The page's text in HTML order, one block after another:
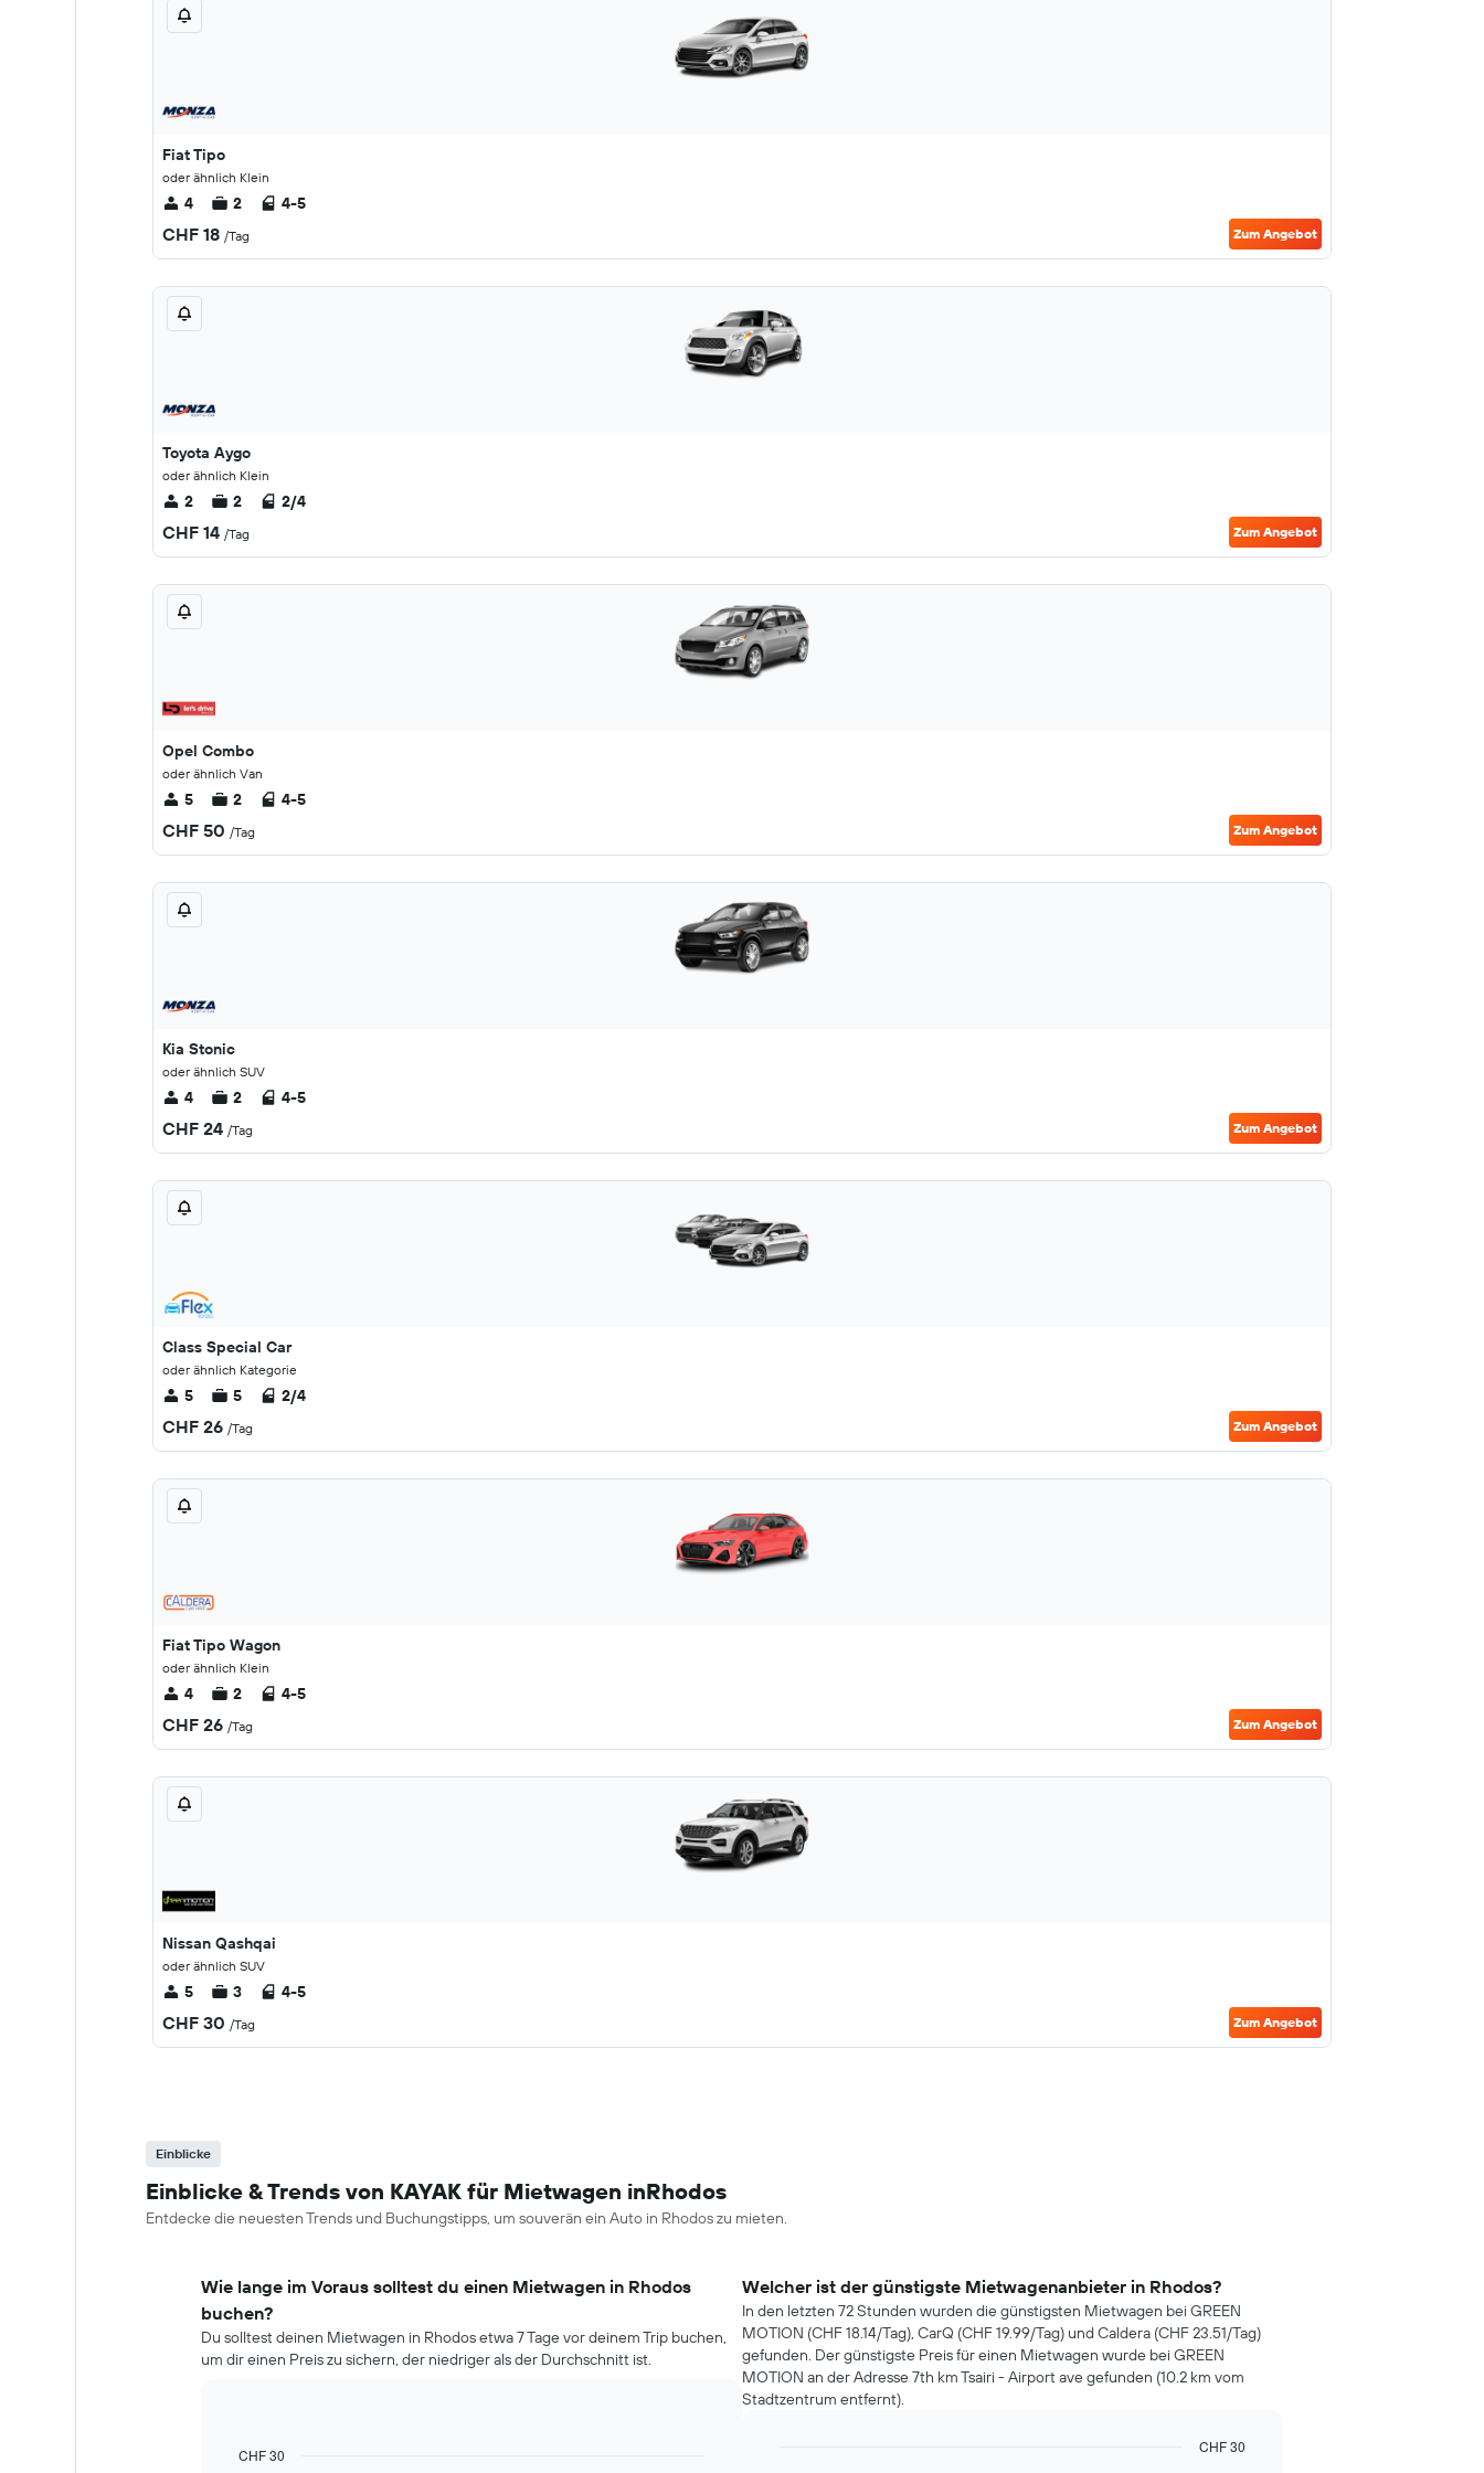
Fiat Tipo
oder ähnlich Klein
4 2 4-5
CHF 18 /Tag Zum Angebot
Toyota Aygo
oder ähnlich Klein
2 2 2/4
CHF 14 /Tag Zum Angebot
Opel Combo
oder ähnlich Van
5 2 4-5
CHF 50 /Tag Zum Angebot
Kia Stonic
oder ähnlich SUV
4 2 4-5
CHF 24 /Tag Zum Angebot
Class Special Car
oder ähnlich Kategorie
5 5 2/4
CHF 26 /Tag Zum Angebot
Fiat Tipo Wagon
oder ähnlich Klein
4 2 4-5
CHF 26 /Tag Zum Angebot
Nissan Qashqai
oder ähnlich SUV
5 3 4-5
CHF 30 /Tag Zum Angebot
Einblicke
Einblicke & Trends von KAYAK für Mietwagen inRhodos
Entdecke die neuesten Trends und Buchungstipps, um souverän ein Auto in Rhodos zu mieten.
Wie lange im Voraus solltest du einen Mietwagen in Rhodos
buchen?
Du solltest deinen Mietwagen in Rhodos etwa 7 Tage vor deinem Trip buchen,
um dir einen Preis zu sichern, der niedriger als der Durchschnitt ist.
Line
Chart
CHF 30
Welcher ist der günstigste Mietwagenanbieter in Rhodos?
In den letzten 72 Stunden wurden die günstigsten Mietwagen bei GREEN
MOTION (CHF 18.14/Tag), CarQ (CHF 19.99/Tag) und Caldera (CHF 23.51/Tag)
gefunden. Der günstigste Preis für einen Mietwagen wurde bei GREEN
MOTION an der Adresse 7th km Tsairi - Airport ave gefunden (10.2 km vom
Stadtzentrum entfernt).
CHF 30